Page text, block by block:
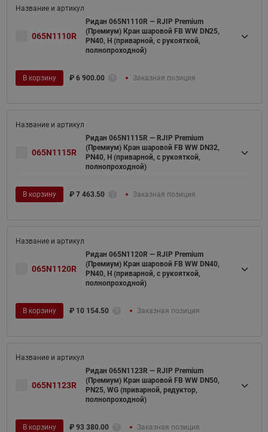
065N1110R
Ридан 065N1110R — RJIP Premium
(Премиум) Кран шаровой FB WW DN25,
PN40, H (приварной, с рукояткой,
полнопроходной)
В корзину ₽ 6 900.00 Заказная позиция
065N1115R
Ридан 065N1115R — RJIP Premium
(Премиум) Кран шаровой FB WW DN32,
PN40, H (приварной, с рукояткой,
полнопроходной)
В корзину ₽ 7 463.50 Заказная позиция
065N1120R
Ридан 065N1120R — RJIP Premium
(Премиум) Кран шаровой FB WW DN40,
PN40, H (приварной, с рукояткой,
полнопроходной)
В корзину ₽ 10 154.50 Заказная позиция
065N1123R
Ридан 065N1123R — RJIP Premium
(Премиум) Кран шаровой FB WW DN50,
PN25, WG (приварной, редуктор,
полнопроходной)
В корзину ₽ 93 380.00 Заказная позиция